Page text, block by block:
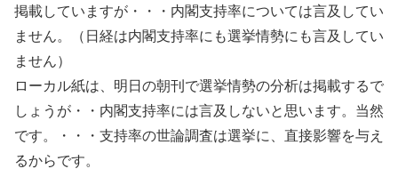
掲載していますが・・・内閣支持率については言及してい
ません。（日経は内閣支持率にも選挙情勢にも言及してい
ません）
ローカル紙は、明日の朝刊で選挙情勢の分析は掲載するで
しょうが・・内閣支持率には言及しないと思います。当然
です。・・・支持率の世論調査は選挙に、直接影響を与え
るからです。